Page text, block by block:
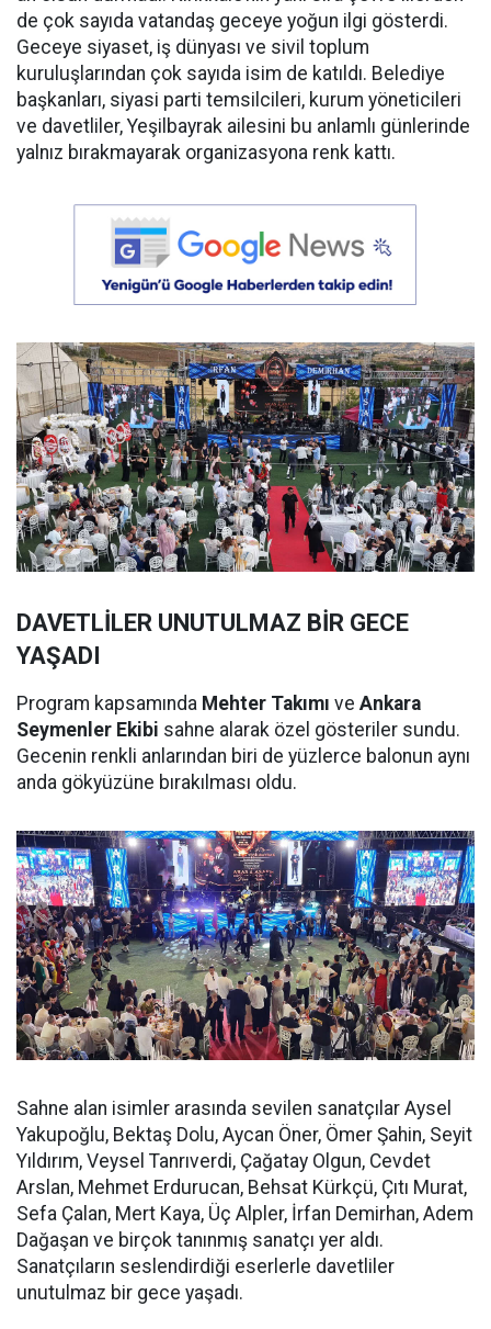
de çok sayıda vatandaş geceye yoğun ilgi gösterdi.
Geceye siyaset, iş dünyası ve sivil toplum
kuruluşlarından çok sayıda isim de katıldı. Belediye
başkanları, siyasi parti temsilcileri, kurum yöneticileri
ve davetliler, Yeşilbayrak ailesini bu anlamlı günlerinde
yalnız bırakmayarak organizasyona renk kattı.
DAVETLİLER UNUTULMAZ BİR GECE
YAŞADI
Program kapsamında Mehter Takımı ve Ankara
Seymenler Ekibi sahne alarak özel gösteriler sundu.
Gecenin renkli anlarından biri de yüzlerce balonun aynı
anda gökyüzüne bırakılması oldu.
Sahne alan isimler arasında sevilen sanatçılar Aysel
Yakupoğlu, Bektaş Dolu, Aycan Öner, Ömer Şahin, Seyit
Yıldırım, Veysel Tanrıverdi, Çağatay Olgun, Cevdet
Arslan, Mehmet Erdurucan, Behsat Kürkçü, Çıtı Murat,
Sefa Çalan, Mert Kaya, Üç Alpler, İrfan Demirhan, Adem
Dağaşan ve birçok tanınmış sanatçı yer aldı.
Sanatçıların seslendirdiği eserlerle davetliler
unutulmaz bir gece yaşadı.